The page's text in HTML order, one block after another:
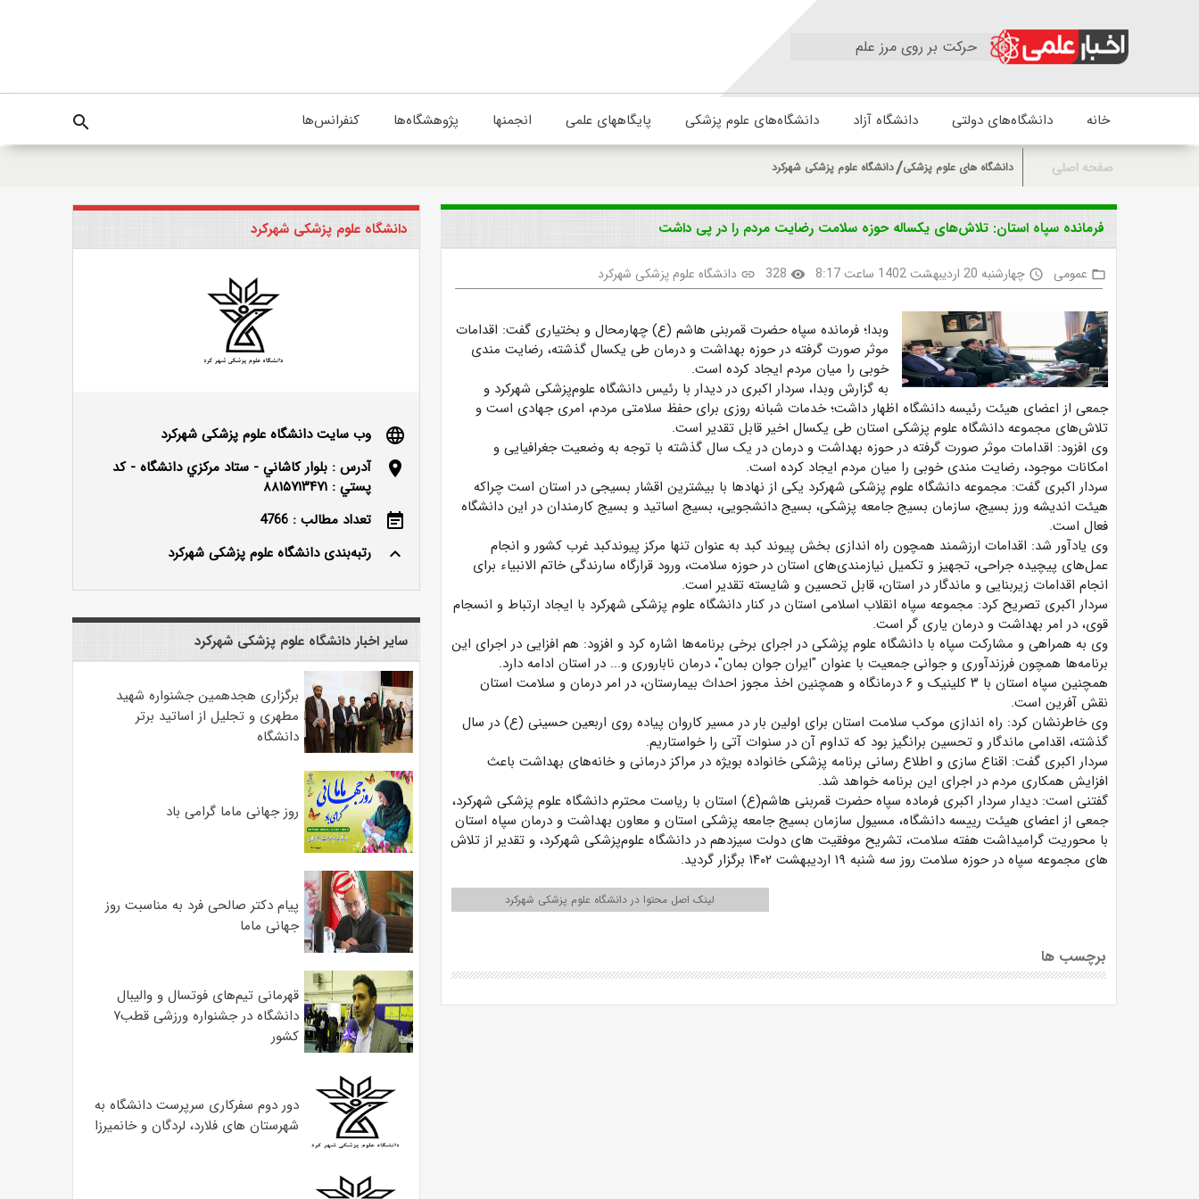
حرکت بر روی مرز علم
خانه دانشگاه‌های دولتی دانشگاه آزاد دانشگاه‌های علوم پزشکی پایگاههای علمی انجمنها پژوهشگاه‌ها کنفرانس‌ها search
صفحه اصلی دانشگاه های علوم پزشکی دانشگاه علوم پزشکی شهرکرد
فرمانده سپاه استان: تلاش‌های یکساله حوزه سلامت رضایت مردم را در پی داشت
folder_open عمومی access_time چهارشنبه 20 اردیبهشت 1402 ساعت 8:17 visibility
328
link دانشگاه علوم پزشکی شهرکرد
وبدا؛ فرمانده سپاه حضرت قمربنی هاشم (ع) چهارمحال و بختیاری گفت: اقدامات
موثر صورت گرفته در حوزه بهداشت و درمان طی یکسال گذشته، رضایت مندی
خوبی را میان مردم ایجاد کرده است.
به گزارش وبدا، سردار اکبری در دیدار با رئیس دانشگاه علوم‌پزشکی شهرکرد و
جمعی از اعضای هیئت رئیسه دانشگاه اظهار داشت؛ خدمات شبانه روزی برای حفظ سلامتی مردم، امری جهادی است و
تلاش‌های مجموعه دانشگاه علوم پزشکی استان طی یکسال اخیر قابل تقدیر است.
وی افزود: اقدامات موثر صورت گرفته در حوزه بهداشت و درمان در یک سال گذشته با توجه به وضعیت جغرافیایی و
امکانات موجود، رضایت مندی خوبی را میان مردم ایجاد کرده است.
سردار اکبری گفت: مجموعه دانشگاه علوم پزشکی شهرکرد یکی از نهاد‌ها با بیشترین اقشار بسیجی در استان است چراکه
هیئت اندیشه ورز بسیج، سازمان بسیج جامعه پزشکی، بسیج دانشجویی، بسیج اساتید و بسیج کارمندان در این دانشگاه
فعال است.
وی یادآور شد: اقدامات ارزشمند همچون راه اندازی بخش پیوند کبد به عنوان تنها مرکز پیوندکبد غرب کشور و انجام
عمل‌های پیچیده جراحی، تجهیز و تکمیل نیازمندی‌های استان در حوزه سلامت، ورود قرارگاه سارندگی خاتم الانبیاء برای
انجام اقدامات زیربنایی و ماندگار در استان، قابل تحسین و شایسته تقدیر است.
سردار اکبری تصریح کرد: مجموعه سپاه انقلاب اسلامی استان در کنار دانشگاه علوم پزشکی شهرکرد با ایجاد ارتباط و انسجام
قوی، در امر بهداشت و درمان یاری گر است.
وی به همراهی و مشارکت سپاه با دانشگاه علوم پزشکی در اجرای برخی برنامه‌ها اشاره کرد و افزود: هم افزایی در اجرای این
برنامه‌ها همچون فرزندآوری و جوانی جمعیت با عنوان "ایران جوان بمان"، درمان ناباروری و... در استان ادامه دارد.
همچنین سپاه استان با ۳ کلینیک و ۶ درمانگاه و همچنین اخذ مجوز احداث بیمارستان، در امر درمان و سلامت استان
نقش آفرین است.
وی خاطرنشان کرد: راه اندازی موکب سلامت استان برای اولین بار در مسیر کاروان پیاده روی اربعین حسینی (ع) در سال
گذشته، اقدامی ماندگار و تحسین برانگیز بود که تداوم آن در سنوات آتی را خواستاریم.
سردار اکبری گفت: اقناع سازی و اطلاع رسانی برنامه پزشکی خانواده بویژه در مراکز درمانی و خانه‌های بهداشت باعث
افزایش همکاری مردم در اجرای این برنامه خواهد شد.
گفتنی است: دیدار سردار اکبری فرماده سپاه حضرت قمربنی هاشم(ع) استان با ریاست محترم دانشگاه علوم پزشکی شهرکرد،
جمعی از اعضای هیئت رییسه دانشگاه، مسیول سازمان بسیج جامعه پزشکی استان و معاون بهداشت و درمان سپاه استان
با محوریت گرامیداشت هفته سلامت، تشریح موفقیت های دولت سیزدهم در دانشگاه علوم‌پزشکی شهرکرد، و تقدیر از تلاش
های مجموعه سپاه در حوزه سلامت روز سه شنبه ۱۹ اردیبهشت ۱۴۰۲ برگزار گردید.
لینک اصل محتوا در دانشگاه علوم پزشکی شهرکرد
برچسب ها
دانشگاه علوم پزشکی شهرکرد
language
وب سایت دانشگاه علوم پزشکی شهرکرد
location_on
آدرس : بلوار كاشاني - ستاد مركزي دانشگاه - كد
پستي : ۸۸۱۵۷۱۳۴۷۱
event_note
تعداد مطالب : 4766
keyboard_arrow_up
رتبه‌بندی دانشگاه علوم پزشکی شهرکرد
سایر اخبار دانشگاه علوم پزشکی شهرکرد
برگزاری هجدهمین جشنواره شهید
مطهری و تجلیل از اساتید برتر
دانشگاه
روز جهانی ماما گرامی باد
پیام دکتر صالحی فرد به مناسبت روز
جهانی ماما
قهرمانی تیم‌های فوتسال و والیبال
دانشگاه در جشنواره ورزشی قطب۷
کشور
دور دوم سفرکاری سرپرست دانشگاه به
شهرستان های فلارد، لردگان و خانمیرزا